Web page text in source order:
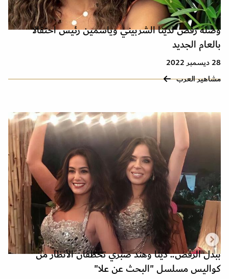
وصلة رقص لدينا الشربيني وياسمين رئيس احتقالا
بالعام الجديد
28 ديسمبر 2022
مشاهير العرب
ببدل الرقص.. دينا وهند صبري تخطفان الأنظار من
كواليس مسلسل "البحث عن علا"